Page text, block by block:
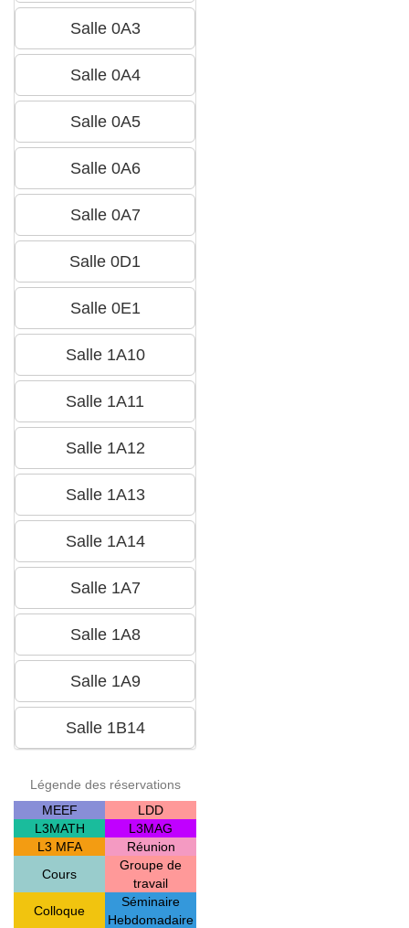
Légende des réservations
MEEF
LDD
L3MATH
L3MAG
L3 MFA
Réunion
Cours
Groupe de
travail
Colloque
Séminaire
Hebdomadaire